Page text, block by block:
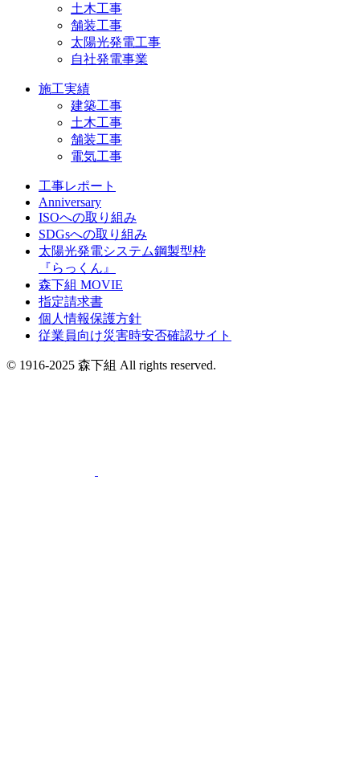
土木工事
舗装工事
太陽光発電工事
自社発電事業
施工実績
建築工事
土木工事
舗装工事
電気工事
工事レポート
Anniversary
ISOへの取り組み
SDGsへの取り組み
太陽光発電システム鋼製型枠
『らっくん』
森下組 MOVIE
指定請求書
個人情報保護方針
従業員向け災害時安否確認サイト
© 1916-2025 森下組 All rights reserved.